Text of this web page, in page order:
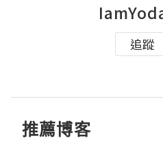
追蹤
推薦博客